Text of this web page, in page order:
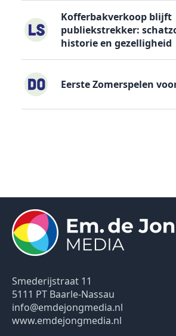
Kofferbakverkoop blijft
publiekstrekker:
historie en gezelligheid
Eerste Zomerspelen
Smederijstraat 11
5111 PT Baarle-Nassau
info@emdejongmedia.nl
www.emdejongmedia.nl